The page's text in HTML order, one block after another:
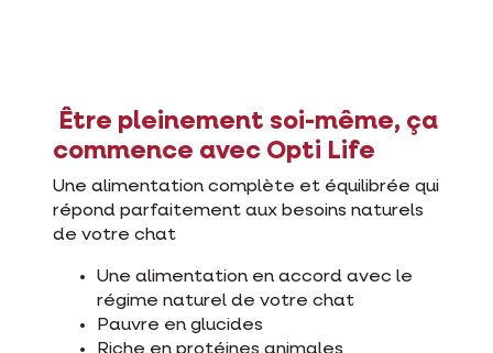
Être pleinement soi-même, ça
commence avec Opti Life
Une alimentation complète et équilibrée qui
répond parfaitement aux besoins naturels
de votre chat
Une alimentation en accord avec le
régime naturel de votre chat
Pauvre en glucides